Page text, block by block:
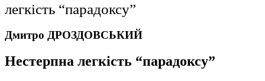
легкість “парадоксу”
Дмитро ДРОЗДОВСЬКИЙ
Нестерпна легкість “парадоксу”